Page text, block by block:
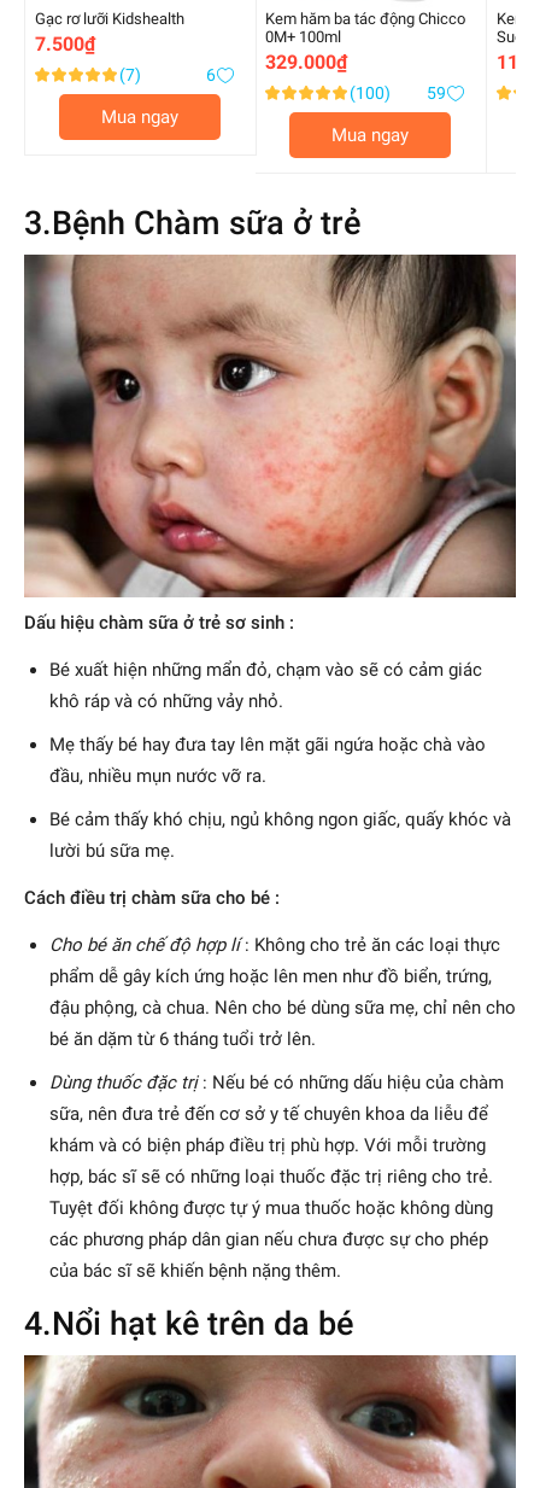
Gạc rơ lưỡi Kidshealth
7.500₫
Xếp
100.000000
(7) 6
Mua ngay
Kem hăm ba tác động Chicco
0M+ 100ml
329.000₫
Xếp
97.000000
(100) 59
Mua ngay
Kem
Xếp
3.Bệnh Chàm sữa ở trẻ
Dấu hiệu chàm sữa ở trẻ sơ sinh :
Bé xuất hiện những mẩn đỏ, chạm vào sẽ có cảm giác
khô ráp và có những vảy nhỏ.
Mẹ thấy bé hay đưa tay lên mặt gãi ngứa hoặc chà vào
đầu, nhiều mụn nước vỡ ra.
Bé cảm thấy khó chịu, ngủ không ngon giấc, quấy khóc và
lười bú sữa mẹ.
Cách điều trị chàm sữa cho bé :
Cho bé ăn chế độ hợp lí: Không cho trẻ ăn các loại thực
phẩm dễ gây kích ứng hoặc lên men như đồ biển, trứng,
đậu phộng, cà chua. Nên cho bé dùng sữa mẹ, chỉ nên cho
bé ăn dặm từ 6 tháng tuổi trở lên.
Dùng thuốc đặc trị: Nếu bé có những dấu hiệu của chàm
sữa, nên đưa trẻ đến cơ sở y tế chuyên khoa da liễu để
khám và có biện pháp điều trị phù hợp. Với mỗi trường
hợp, bác sĩ sẽ có những loại thuốc đặc trị riêng cho trẻ.
Tuyệt đối không được tự ý mua thuốc hoặc không dùng
các phương pháp dân gian nếu chưa được sự cho phép
của bác sĩ sẽ khiến bệnh nặng thêm.
4.Nổi hạt kê trên da bé